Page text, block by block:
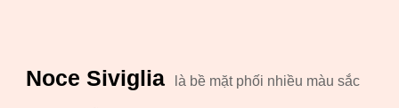
Noce Siviglia là bề mặt phối nhiều màu sắc